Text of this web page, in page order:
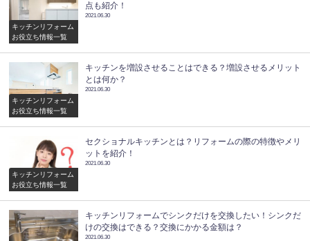
キッチンリフォーム
お役立ち情報一覧
点も紹介！
2021.06.30
キッチンリフォーム
お役立ち情報一覧
キッチンを増設させることはできる？増設させるメリット
とは何か？
2021.06.30
キッチンリフォーム
お役立ち情報一覧
セクショナルキッチンとは？リフォームの際の特徴やメリ
ットを紹介！
2021.06.30
キッチンリフォームでシンクだけを交換したい！シンクだ
けの交換はできる？交換にかかる金額は？
2021.06.30